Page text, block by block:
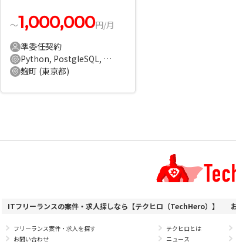
〜1,000,000円/月
準委任契約
Python, PostgleSQL, AWS
麹町 (東京都)
ITフリーランスの案件・求人探しなら【テクヒロ（TechHero）】
フリーランス案件・求人を探す
お問い合わせ
テクヒロとは
ニュース